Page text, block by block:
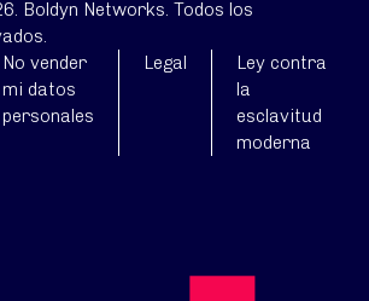
Boldyn Networks. Todos los
No vender
mi datos
personales
Legal
Ley contra
la
esclavitud
moderna